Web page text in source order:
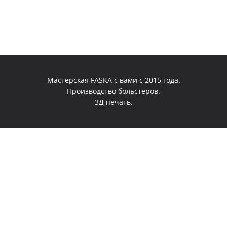
Мастерская FASKA с вами с 2015 года.
Производство больстеров.
3Д печать.